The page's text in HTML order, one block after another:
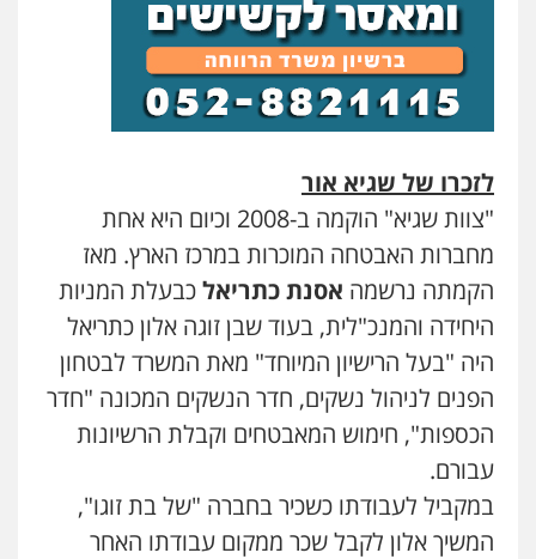
לזכרו של שגיא אור
"צוות שגיא" הוקמה ב-2008 וכיום היא אחת
מחברות האבטחה המוכרות במרכז הארץ. מאז
הקמתה נרשמה אסנת כתריאלכבעלת המניות
היחידה והמנכ"לית, בעוד שבן זוגה אלון כתריאל
היה "בעל הרישיון המיוחד" מאת המשרד לבטחון
הפנים לניהול נשקים, חדר הנשקים המכונה "חדר
הכספות", חימוש המאבטחים וקבלת הרשיונות
עבורם.
במקביל לעבודתו כשכיר בחברה "של בת זוגו",
המשיך אלון לקבל שכר ממקום עבודתו האחר